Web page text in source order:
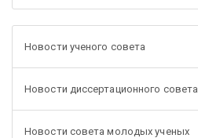
Новости ученого совета
Новости диссертационного совета
Новости совета молодых ученых